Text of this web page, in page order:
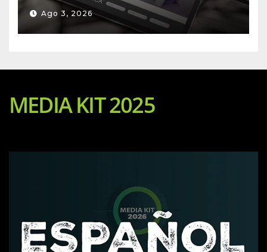
Ago 3, 2026
MEDIA KIT 2025